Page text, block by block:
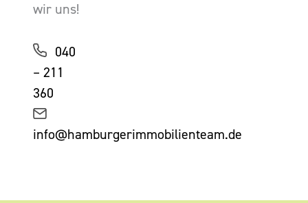
wir uns!
040
– 211
360
info@hamburgerimmobilienteam.de